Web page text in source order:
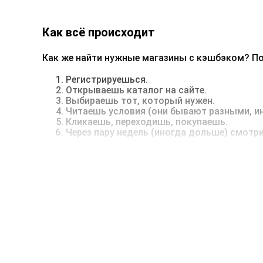
Как всё происходит
Как же найти нужные магазины с кэшбэком?
Регистрируешься.
Открываешь каталог на сайте.
Выбираешь тот, который нужен.
Читаешь условия (они бывают разными,
Кликаешь, переходишь, покупаешь.
Через пару недель (иногда дольше)
блокировщик рекламы или забывает про